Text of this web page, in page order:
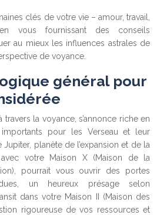
clés de votre vie – amour, travail,
vous fournissant des conseils
au mieux les influences astrales de
de voyance.
général pour
travers la voyance, s’annonce riche en
importants pour les Verseau et leur
planète de l’expansion et de la
votre Maison X (Maison de la
pourrait vous ouvrir des portes
un heureux présage selon
dans votre Maison II (Maison des
rigoureuse de vos ressources et